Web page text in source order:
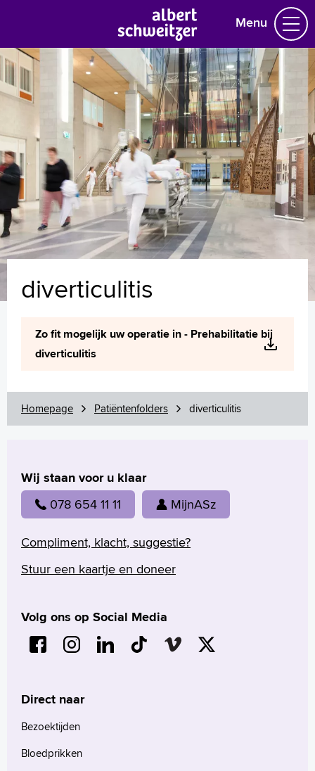
Menu
Homepage
Praktische informatie
Specialismen
Werken en leren
Medewerkers
Contact
MijnASz
Verwijzers
Zoeken
Polski
Türkçe
Arabisch
diverticulitis
Zo fit mogelijk uw operatie in - Prehabilitatie bij
diverticulitis
Homepage Patiëntenfolders diverticulitis
Wij staan voor u klaar
078 654 11 11 MijnASz
Compliment, klacht, suggestie?
Stuur een kaartje en doneer
Volg ons op Social Media
Direct naar
Bezoektijden
Bloedprikken